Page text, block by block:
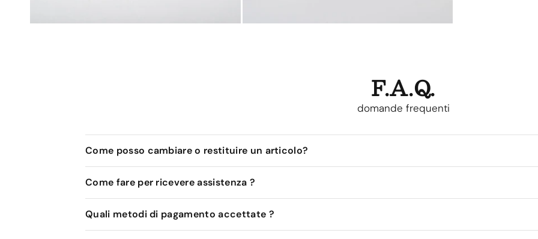
F.A.Q.
domande frequenti
Come posso cambiare o restituire un articolo?
Come fare per ricevere assistenza ?
Quali metodi di pagamento accettate ?